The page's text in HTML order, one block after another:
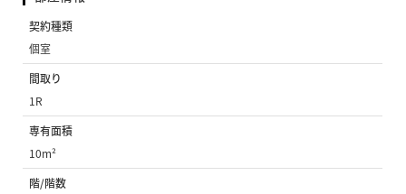
契約種類
個室
間取り
1R
専有面積
10m²
階/階数